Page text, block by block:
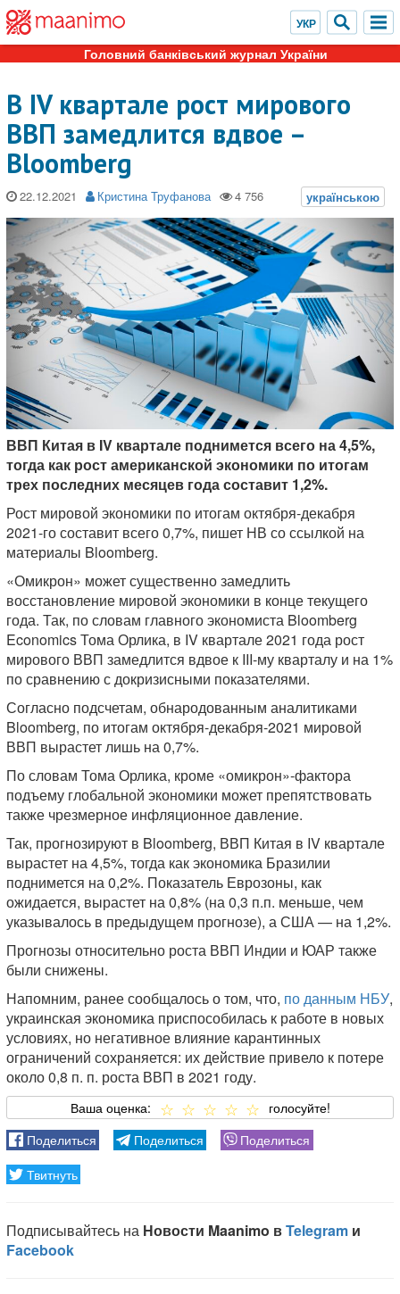
Головний банківський журнал України
В IV квартале рост мирового
ВВП замедлится вдвое –
Bloomberg
22.12.2021 Кристина Труфанова
ВВП Китая в IV квартале поднимется всего на 4,5%,
тогда как рост американской экономики по итогам
трех последних месяцев года составит 1,2%.
Рост мировой экономики по итогам октября-декабря
2021-го составит всего 0,7%, пишет НВ со ссылкой на
материалы Bloomberg.
«Омикрон» может существенно замедлить
восстановление мировой экономики в конце текущего
года. Так, по словам главного экономиста Bloomberg
Economics Тома Орлика, в IV квартале 2021 года рост
мирового ВВП замедлится вдвое к III-му кварталу и на 1%
по сравнению с докризисными показателями.
Согласно подсчетам, обнародованным аналитиками
Bloomberg, по итогам октября-декабря-2021 мировой
ВВП вырастет лишь на 0,7%.
По словам Тома Орлика, кроме «омикрон»-фактора
подъему глобальной экономики может препятствовать
также чрезмерное инфляционное давление.
Так, прогнозируют в Bloomberg, ВВП Китая в IV квартале
вырастет на 4,5%, тогда как экономика Бразилии
поднимется на 0,2%. Показатель Еврозоны, как
ожидается, вырастет на 0,8% (на 0,3 п.п. меньше, чем
указывалось в предыдущем прогнозе), а США — на 1,2%.
Прогнозы относительно роста ВВП Индии и ЮАР также
были снижены.
Напомним, ранее сообщалось о том, что, по данным НБУ,
украинская экономика приспособилась к работе в новых
условиях, но негативное влияние карантинных
ограничений сохраняется: их действие привело к потере
около 0,8 п. п. роста ВВП в 2021 году.